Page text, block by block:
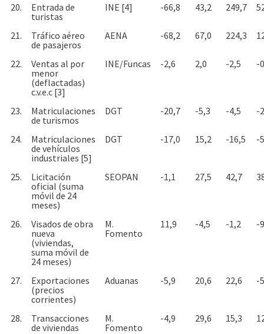
20.
Entrada de
turistas
INE [4] -66,8 43,2 249,7
21.
Tráfico aéreo
de pasajeros
AENA -68,2 67,0 224,3
22.
Ventas al por
menor
(deflactadas)
c.v.e.c [3]
INE/Funcas -2,6 2,0 -2,5 -
23.
Matriculaciones
de turismos
DGT -20,7 -5,3 -4,5 -
24.
Matriculaciones
de vehículos
industriales [5]
DGT -17,0 15,2 -16,5 -
25.
Licitación
oficial (suma
móvil de 24
meses)
SEOPAN -1,1 27,5 42,7
26.
Visados de obra
nueva
(viviendas,
suma móvil de
24 meses)
M.
Fomento
11,9 -4,5 -1,2 -
27.
Exportaciones
(precios
corrientes)
Aduanas -5,9 20,6 22,6 -
28.
Transacciones
de viviendas
M.
Fomento
-4,9 29,6 15,3